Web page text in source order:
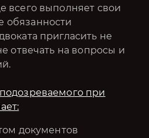
всего выполняет свои
обязанности
пригласить не
отвечать на вопросы и
при
документов